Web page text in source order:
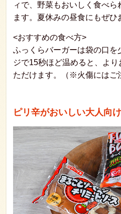
ィで、野菜もおいしく食べ
ます。夏休みの昼食にもぜひ
<おすすめの食べ方>
ふっくらバーガーは袋の口を
ジで15秒ほど温めると、よ
ただけます。（※火傷にはご
ピリ辛がおいしい大人向